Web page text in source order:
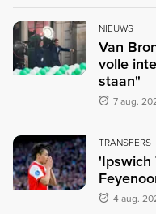
NIEUWS
Van
volle
staan"
7 aug.
TRANSFERS
'Ipswich
4 aug.